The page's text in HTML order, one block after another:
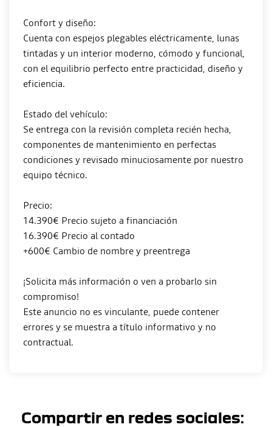
Confort y diseño:
Cuenta con espejos plegables eléctricamente, lunas
tintadas y un interior moderno, cómodo y funcional,
con el equilibrio perfecto entre practicidad, diseño y
eficiencia.
Estado del vehículo:
Se entrega con la revisión completa recién hecha,
componentes de mantenimiento en perfectas
condiciones y revisado minuciosamente por nuestro
equipo técnico.
Precio:
14.390€ Precio sujeto a financiación
16.390€ Precio al contado
+600€ Cambio de nombre y preentrega
¡Solicita más información o ven a probarlo sin
compromiso!
Este anuncio no es vinculante, puede contener
errores y se muestra a título informativo y no
Compartir en redes sociales: